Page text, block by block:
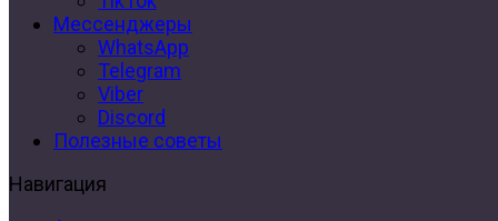
Мессенджеры
WhatsApp
Telegram
Viber
Discord
Полезные советы
Навигация